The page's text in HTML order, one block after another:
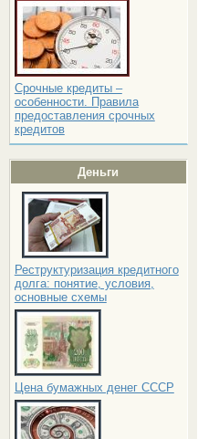
Срочные кредиты –
особенности. Правила
предоставления срочных
кредитов
Деньги
Реструктуризация кредитного
долга: понятие, условия,
основные схемы
Цена бумажных денег СССР